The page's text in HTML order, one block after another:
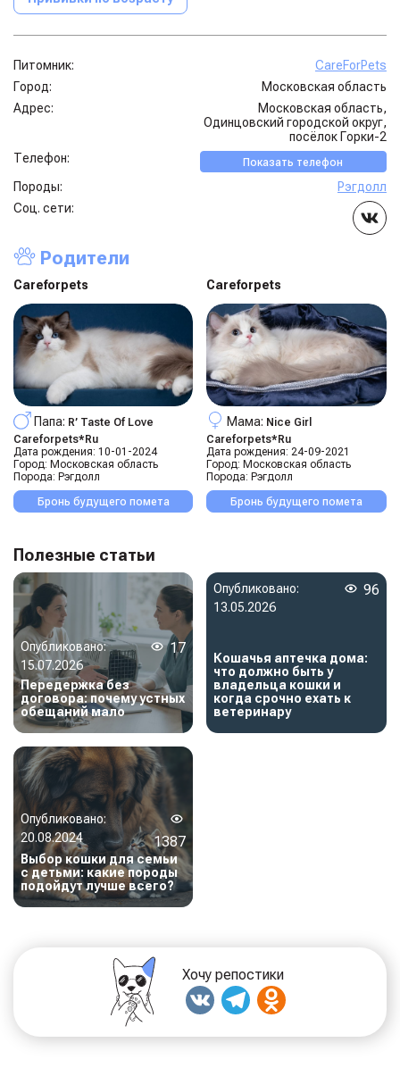
Питомник:
CareForPets
Город:
Московская область
Адрес:
Московская область,
Одинцовский городской округ,
посёлок Горки-2
Телефон:
Показать телефон
Породы:
Рэгдолл
Соц. сети:
Родители
Careforpets
Папа: R’ Taste Of Love
Careforpets*ru
Дата рождения: 10-01-2024
Город: Московская область
Порода: Рэгдолл
Бронь будущего помета
Careforpets
Мама: Nice Girl
Careforpets*ru
Дата рождения: 24-09-2021
Город: Московская область
Порода: Рэгдолл
Бронь будущего помета
Полезные статьи
Опубликовано:
15.07.2026
17
Передержка без
договора: почему устных
обещаний мало
Опубликовано:
13.05.2026
96
Кошачья аптечка дома:
что должно быть у
владельца кошки и
когда срочно ехать к
ветеринару
Опубликовано:
20.08.2024
1387
Выбор кошки для семьи
с детьми: какие породы
подойдут лучше всего?
Хочу репостики